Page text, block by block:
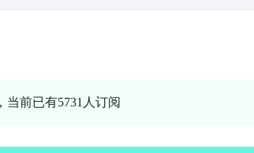
当前已有5731人订阅